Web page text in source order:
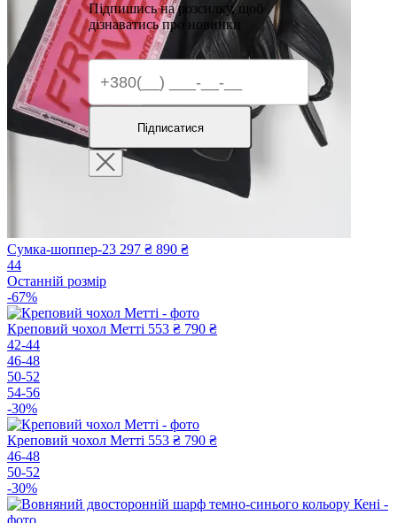
Сумка-шоппер-23 297 ₴ 890 ₴
44
Останній розмір
-67%
Креповий чохол Метті 553 ₴ 790 ₴
42-44
46-48
50-52
54-56
-30%
Креповий чохол Метті 553 ₴ 790 ₴
46-48
50-52
-30%
Підпишись на розсилку, щоб
дізнаватись про новинки
Підписатися